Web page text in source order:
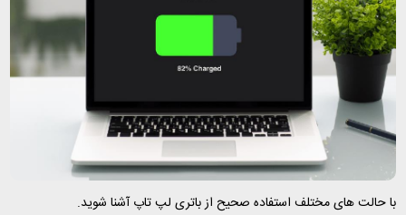
با حالت های مختلف استفاده صحیح از باتری لپ تاپ آشنا شوید.